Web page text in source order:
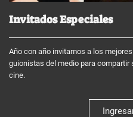
Invitados Especiales
Año con año invitamos a los
guionistas del medio para
cine.